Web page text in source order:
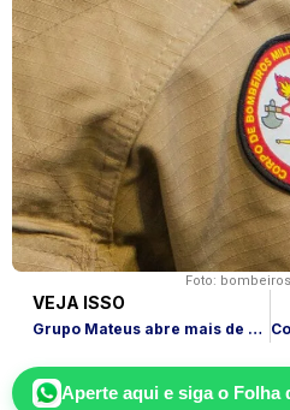
Foto:
VEJA ISSO
Grupo Mateus abre mais de 600 vagas e salários até R$ 12 mil
Aperte aqui e siga o Folha